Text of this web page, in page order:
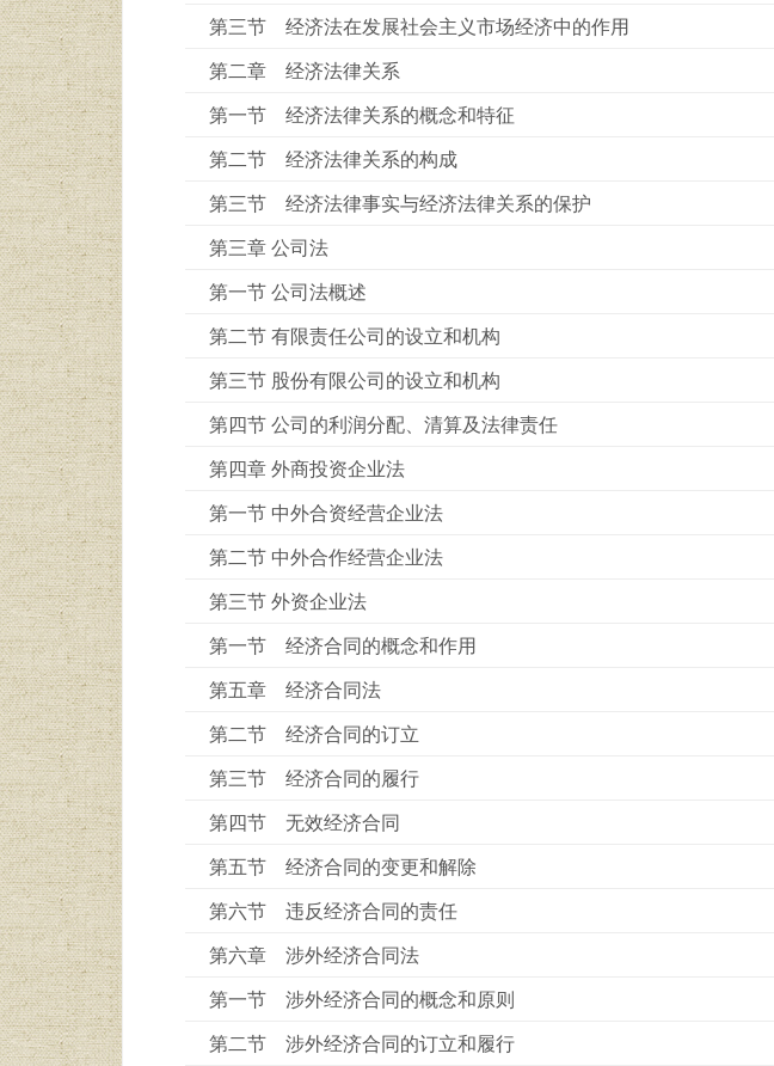
第三节 经济法在发展社会主义市场经济中的作用
第二章 经济法律关系
第一节 经济法律关系的概念和特征
第二节 经济法律关系的构成
第三节 经济法律事实与经济法律关系的保护
第三章 公司法
第一节 公司法概述
第二节 有限责任公司的设立和机构
第三节 股份有限公司的设立和机构
第四节 公司的利润分配、清算及法律责任
第四章 外商投资企业法
第一节 中外合资经营企业法
第二节 中外合作经营企业法
第三节 外资企业法
第一节 经济合同的概念和作用
第五章 经济合同法
第二节 经济合同的订立
第三节 经济合同的履行
第四节 无效经济合同
第五节 经济合同的变更和解除
第六节 违反经济合同的责任
第六章 涉外经济合同法
第一节 涉外经济合同的概念和原则
第二节 涉外经济合同的订立和履行